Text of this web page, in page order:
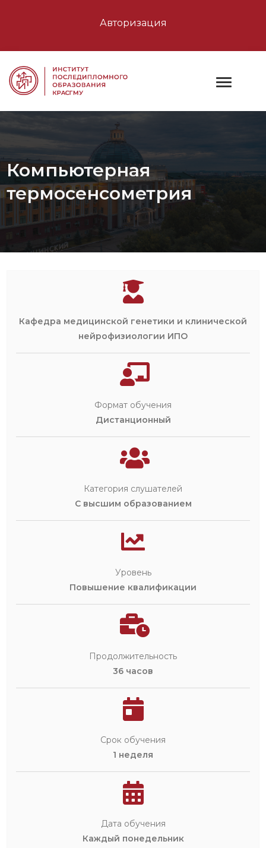
Авторизация
Компьютерная
термосенсометрия
Кафедра медицинской генетики и клинической
нейрофизиологии ИПО
Формат обучения
Дистанционный
Категория слушателей
С высшим образованием
Уровень
Повышение квалификации
Продолжительность
36 часов
Срок обучения
1 неделя
Дата обучения
Каждый понедельник